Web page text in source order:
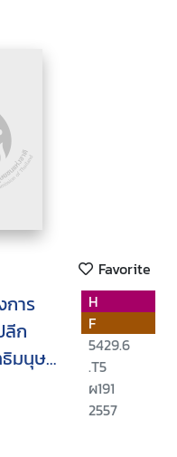
Favorite
าร
ลีก
มนุษย
H
F
5429.6
.T5
ผ191
2557